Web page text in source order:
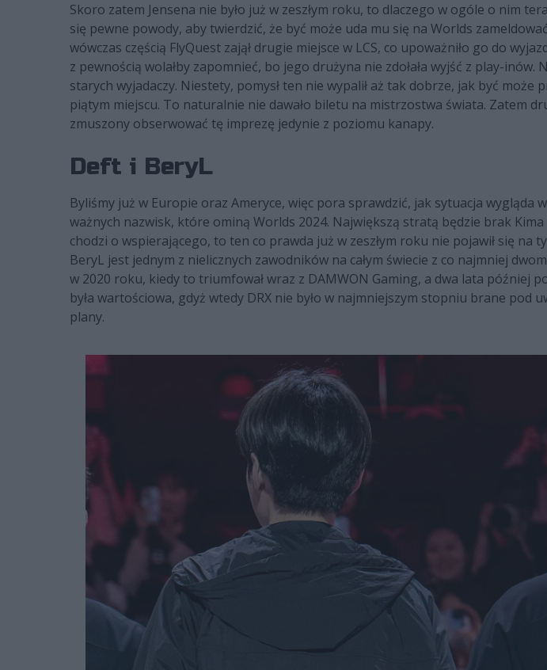
Skoro zatem Jensena nie było już w zeszłym roku, to dlaczego w ogóle o nim
się pewne powody, aby twierdzić, że być może uda mu się na Worlds
wówczas częścią FlyQuest zajął drugie miejsce w LCS, co upoważniło go do
z pewnością wolałby zapomnieć, bo jego drużyna nie zdołała wyjść z play-
starych wyjadaczy. Niestety, pomysł ten nie wypalił aż tak dobrze, jak być może
piątym miejscu. To naturalnie nie dawało biletu na mistrzostwa świata. Zatem
zmuszony obserwować tę imprezę jedynie z poziomu kanapy.
Deft i BeryL
Byliśmy już w Europie oraz Ameryce, więc pora sprawdzić, jak sytuacja wygląda
ważnych nazwisk, które ominą Worlds 2024. Największą stratą będzie brak
chodzi o wspierającego, to ten co prawda już w zeszłym roku nie pojawił się
BeryL jest jednym z nielicznych zawodników na całym świecie z co najmniej
w 2020 roku, kiedy to triumfował wraz z DAMWON Gaming, a dwa lata później
była wartościowa, gdyż wtedy DRX nie było w najmniejszym stopniu brane pod
plany.